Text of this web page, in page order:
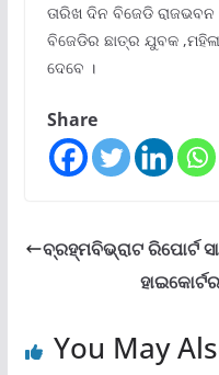
ତାରିଖ ଦିନ ବିଜେଡି
ବିଜେଡିର ଛାତ୍ର ଯୁବକ
ଦେବେ ।
Share
ବ୍ରହ୍ମବିଭ୍ରାଟ ରିପୋର୍ଟ
You May